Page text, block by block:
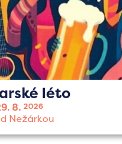
léto
8. 2026
Nežárkou